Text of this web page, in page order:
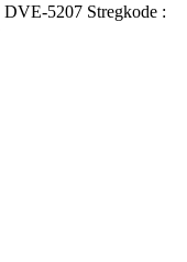
DVE-5207 Stregkode :